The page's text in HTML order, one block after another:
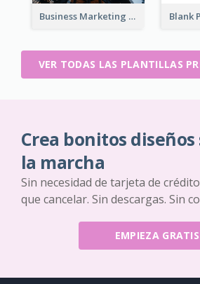
Business Marketing Presentation Blank
VER TODAS LAS PLANTILLAS
Crea bonitos diseños
la marcha
Sin necesidad de tarjeta de
que cancelar. Sin descargas. Sin
EMPIEZA GRATIS